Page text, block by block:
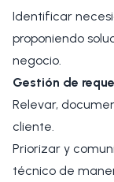
Identificar
proponiendo
negocio.
Gestión de
Relevar,
cliente.
Priorizar y
técnico de